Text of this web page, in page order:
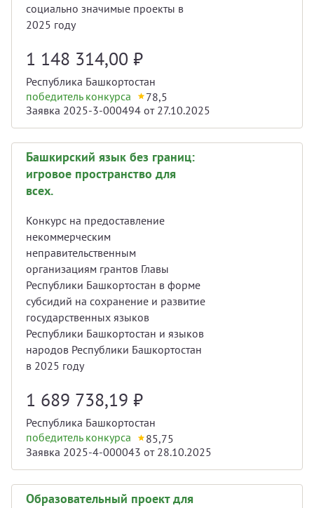
социально значимые проекты в
2025 году
1 148 314,00 ₽
Республика Башкортостан
победитель конкурса
78,5
Заявка 2025-3-000494 от 27.10.2025
Башкирский язык без границ:
игровое пространство для
всех.
Конкурс на предоставление
некоммерческим
неправительственным
организациям грантов Главы
Республики Башкортостан в форме
субсидий на сохранение и развитие
государственных языков
Республики Башкортостан и языков
народов Республики Башкортостан
в 2025 году
1 689 738,19 ₽
Республика Башкортостан
победитель конкурса
85,75
Заявка 2025-4-000043 от 28.10.2025
Образовательный проект для